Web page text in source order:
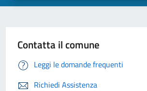
Contatta il comune
Leggi le domande frequenti
Richiedi Assistenza